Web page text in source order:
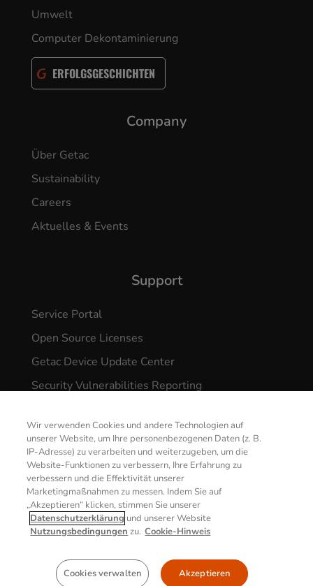
Umwelt
Computer Dekontaminierung
ERFOLGSGESCHICHTEN
Company
Über Getac
Sustainability
Careers
Aktuelles & Events
Support
Service Portal
Open Source Licenses
Getac Device Update Center
Security Vulnerabilities Reporting
© 2026 GETAC. All Rights Reserved.
DatenschutzrichtlinieNutzungsbedingungen
Cookie-Richtlinie
Impressum
Wir verwenden Cookies und andere Technologien auf
unserer Website, um Ihre personenbezogenen Daten (z. B.
IP-Adresse) zu verarbeiten und weiterzugeben, um die
Website-Funktionen zu verbessern, Ihre Erfahrung zu
verbessern und die Effektivität unserer
Marketingmaßnahmen zu messen. Indem Sie auf
„Akzeptieren“ klicken, stimmen Sie unserer
Datenschutzerklärung und unserer Website
Nutzungsbedingungen zu. Cookie-Hinweis
Cookies verwalten Akzeptieren